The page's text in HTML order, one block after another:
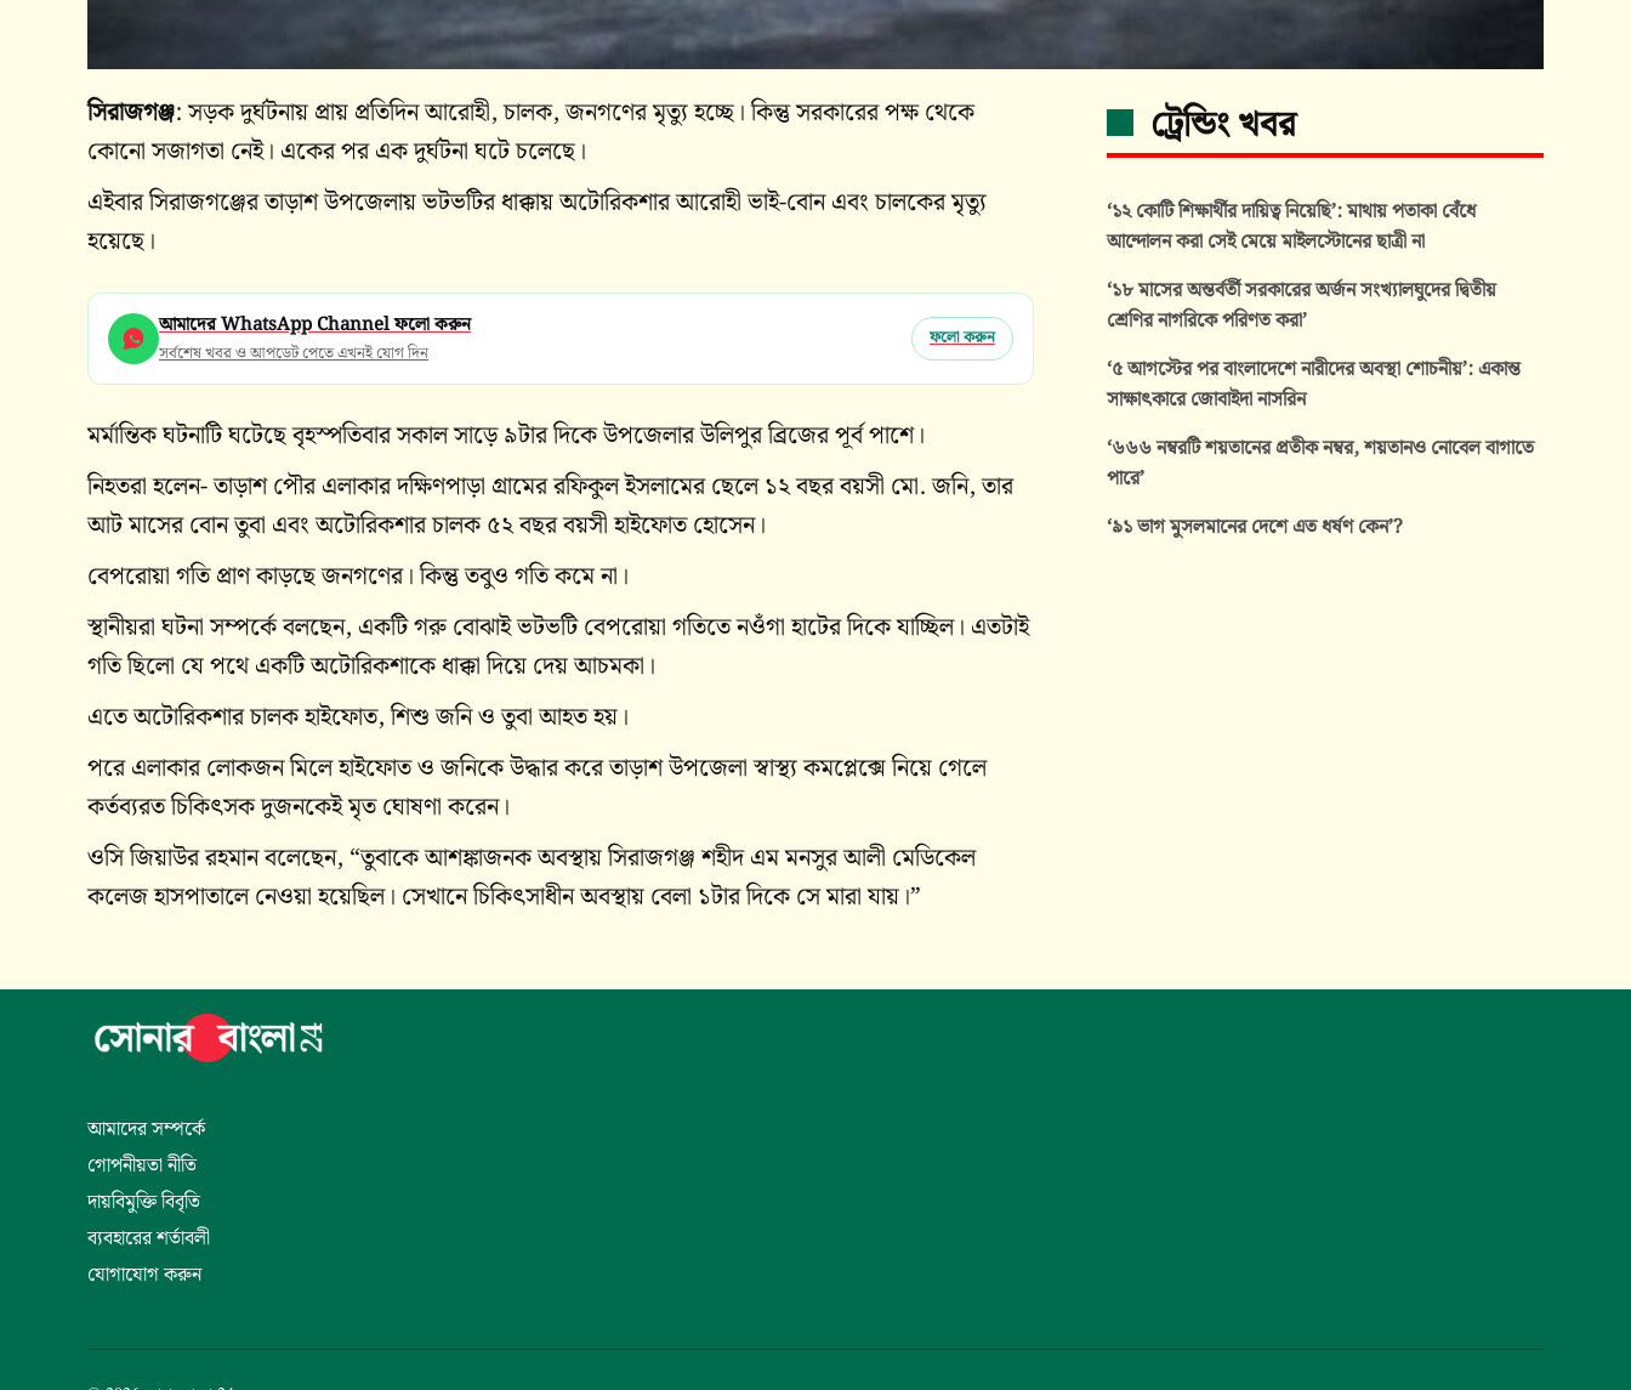
সিরাজগঞ্জ: সড়ক দুর্ঘটনায় প্রায় প্রতিদিন আরোহী, চালক, জনগণের মৃত্যু হচ্ছে। কিন্তু সরকারের পক্ষ থেকে
কোনো সজাগতা নেই। একের পর এক দুর্ঘটনা ঘটে চলেছে।
এইবার সিরাজগঞ্জের তাড়াশ উপজেলায় ভটভটির ধাক্কায় অটোরিকশার আরোহী ভাই-বোন এবং চালকের মৃত্যু
হয়েছে।
আমাদের WhatsApp Channel ফলো করুন
সর্বশেষ খবর ও আপডেট পেতে এখনই যোগ দিন
ফলো করুন
মর্মান্তিক ঘটনাটি ঘটেছে বৃহস্পতিবার সকাল সাড়ে ৯টার দিকে উপজেলার উলিপুর ব্রিজের পূর্ব পাশে।
নিহতরা হলেন- তাড়াশ পৌর এলাকার দক্ষিণপাড়া গ্রামের রফিকুল ইসলামের ছেলে ১২ বছর বয়সী মো. জনি, তার
আট মাসের বোন তুবা এবং অটোরিকশার চালক ৫২ বছর বয়সী হাইফোত হোসেন।
বেপরোয়া গতি প্রাণ কাড়ছে জনগণের। কিন্তু তবুও গতি কমে না।
স্থানীয়রা ঘটনা সম্পর্কে বলছেন, একটি গরু বোঝাই ভটভটি বেপরোয়া গতিতে নওঁগা হাটের দিকে যাচ্ছিল। এতটাই
গতি ছিলো যে পথে একটি অটোরিকশাকে ধাক্কা দিয়ে দেয় আচমকা।
এতে অটোরিকশার চালক হাইফোত, শিশু জনি ও তুবা আহত হয়।
পরে এলাকার লোকজন মিলে হাইফোত ও জনিকে উদ্ধার করে তাড়াশ উপজেলা স্বাস্থ্য কমপ্লেক্সে নিয়ে গেলে
কর্তব্যরত চিকিৎসক দুজনকেই মৃত ঘোষণা করেন।
ওসি জিয়াউর রহমান বলেছেন, “তুবাকে আশঙ্কাজনক অবস্থায় সিরাজগঞ্জ শহীদ এম মনসুর আলী মেডিকেল
কলেজ হাসপাতালে নেওয়া হয়েছিল। সেখানে চিকিৎসাধীন অবস্থায় বেলা ১টার দিকে সে মারা যায়।”
ট্রেন্ডিং খবর
‘১২ কোটি শিক্ষার্থীর দায়িত্ব নিয়েছি’: মাথায় পতাকা বেঁধে
আন্দোলন করা সেই মেয়ে মাইলস্টোনের ছাত্রী না
‘১৮ মাসের অন্তর্বর্তী সরকারের অর্জন সংখ্যালঘুদের দ্বিতীয়
শ্রেণির নাগরিকে পরিণত করা’
‘৫ আগস্টের পর বাংলাদেশে নারীদের অবস্থা শোচনীয়’: একান্ত
সাক্ষাৎকারে জোবাইদা নাসরিন
‘৬৬৬ নম্বরটি শয়তানের প্রতীক নম্বর, শয়তানও নোবেল বাগাতে
পারে’
‘৯১ ভাগ মুসলমানের দেশে এত ধর্ষণ কেন’?
আমাদের সম্পর্কে
গোপনীয়তা নীতি
দায়বিমুক্তি বিবৃতি
ব্যবহারের শর্তাবলী
যোগাযোগ করুন